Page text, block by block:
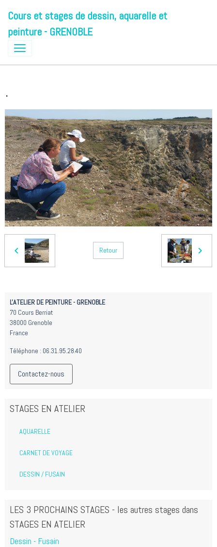
Cours et stages de dessin, aquarelle et
peinture - GRENOBLE
.
Retour
L'ATELIER DE PEINTURE - GRENOBLE
70 Cours Berriat
38000 Grenoble
France
Téléphone : 06.31.95.28.40
Contactez-nous
STAGES EN ATELIER
AQUARELLE
CARNET DE VOYAGE
DESSIN / FUSAIN
LES 3 PROCHAINS STAGES - les autres stages dans
STAGES EN ATELIER
Dessin - Fusain